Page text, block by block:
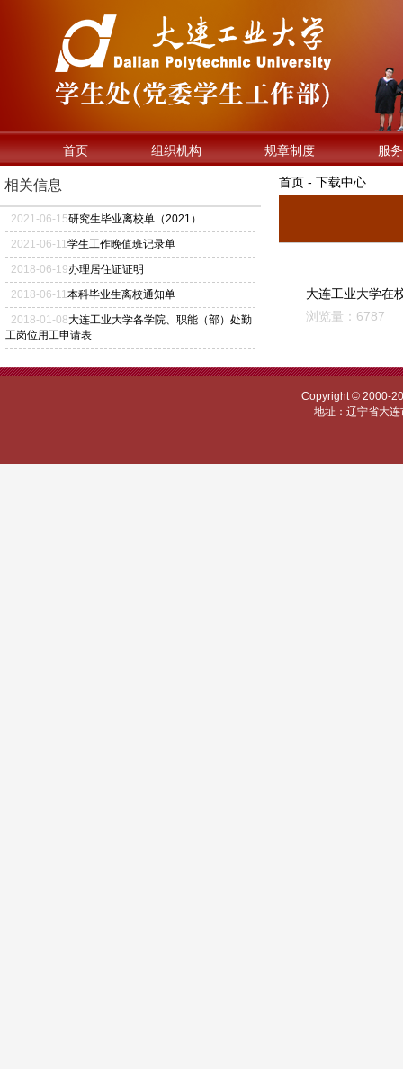
首页 组织机构 规章制度 服
相关信息
2021-06-15研究生毕业离校单（2021）
2021-06-11学生工作晚值班记录单
2018-06-19办理居住证证明
2018-06-11本科毕业生离校通知单
2018-01-08大连工业大学各学院、职能（部）处勤
工岗位用工申请表
首页 - 下载中心
大连工业大学在
浏览量：6787
Copyright © 2000-
地址：辽宁省大